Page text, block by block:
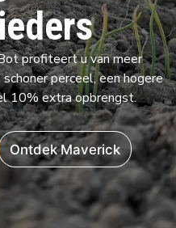
profiteert u van meer
perceel, een hogere
10% extra opbrengst.
Ontdek Maverick